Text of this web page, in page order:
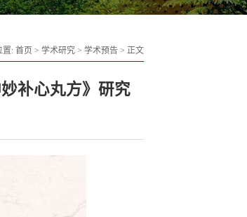
置: 首页 > 学术研究 > 学术预告 > 正文
补心丸方》研究